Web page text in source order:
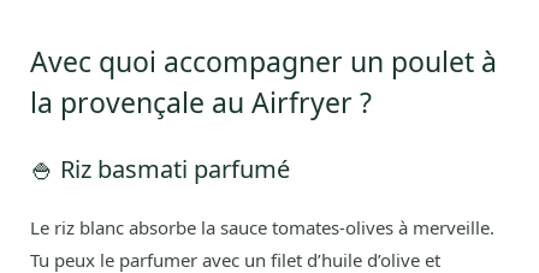
Avec quoi accompagner un poulet à
la provençale au Airfryer ?
🍚 Riz basmati parfumé
Le riz blanc absorbe la sauce tomates-olives à merveille.
Tu peux le parfumer avec un filet d’huile d’olive et